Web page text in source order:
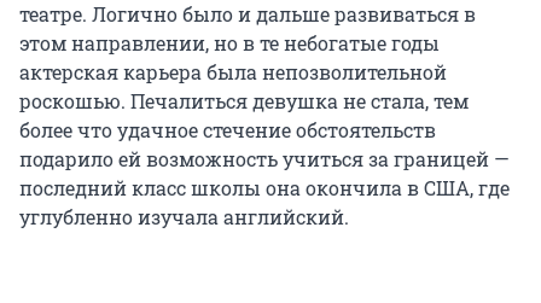
театре. Логично было и дальше развиваться в
этом направлении, но в те небогатые годы
актерская карьера была непозволительной
роскошью. Печалиться девушка не стала, тем
более что удачное стечение обстоятельств
подарило ей возможность учиться за границей —
последний класс школы она окончила в США, где
углубленно изучала английский.